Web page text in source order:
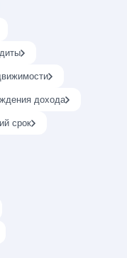
дохода
срок